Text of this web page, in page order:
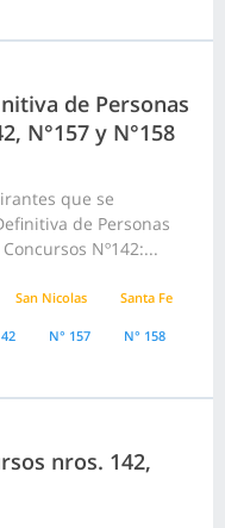
de Personas
N°157 y N°158
que se
de Personas
Nº142:...
San Nicolas Santa Fe
N° 157 N° 158
nros. 142,